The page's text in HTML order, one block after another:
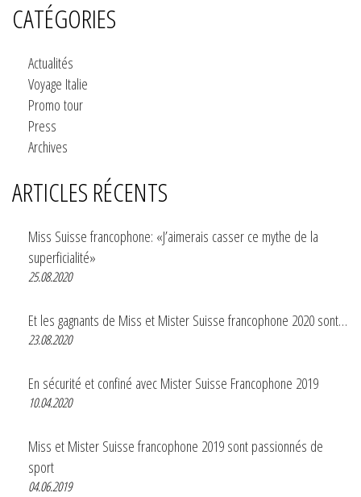
CATÉGORIES
Actualités
Voyage Italie
Promo tour
Press
Archives
ARTICLES RÉCENTS
Miss Suisse francophone: «J’aimerais casser ce mythe de la
superficialité»
25.08.2020
Et les gagnants de Miss et Mister Suisse francophone 2020 sont…
23.08.2020
En sécurité et confiné avec Mister Suisse Francophone 2019
10.04.2020
Miss et Mister Suisse francophone 2019 sont passionnés de
sport
04.06.2019